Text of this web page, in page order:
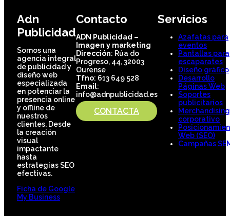
Adn
Publicidad
Somos una
agencia integral
de publicidad y
diseño web
especializada
en potenciar la
presencia online
y offline de
nuestros
clientes. Desde
la creación
visual
impactante
hasta
estrategias SEO
efectivas.
Ficha de Google
My Business
Contacto
ADN Publicidad –
Imagen y marketing
Dirección: Rúa do
Progreso, 44, 32003
Ourense
Tfno: 613 649 528
Email:
info@adnpublicidad.es
CONTACTA
Servicios
Azafatas para
eventos
Pantallas para
escaparates
Diseño gráfico
Desarrollo
Páginas Web
Soportes
publicitarios
Merchandising
corporativo
Web (SEO)
Campañas